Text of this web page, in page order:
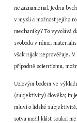
nezaznamenal. Jednu
v mysli a možnost jejího
mechaniky? To vyvolává
svobodu v rámci
však nijak neprověřuje. V
případně scientismu,
Uzlovým bodem ve
(subjektivity) člověka; ta
mluví o lidské
sotva mohl klást soulad